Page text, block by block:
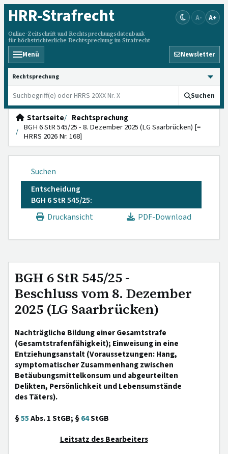
HRR-Strafrecht
Online-Zeitschrift und Rechtsprechungsdatenbank
für höchstrichterliche Rechtsprechung im Strafrecht
A- A+
Menü Newsletter
HRRS durchsuchen
Suchen
Startseite
Rechtsprechung
BGH 6 StR 545/25 - 8. Dezember 2025 (LG Saarbrücken) [=
HRRS 2026 Nr. 168]
Suchen
Entscheidung
BGH 6 StR 545/25:
Druckansicht
PDF-Download
BGH 6 StR 545/25 -
Beschluss vom 8. Dezember
2025 (LG Saarbrücken)
Nachträgliche Bildung einer Gesamtstrafe
(Gesamtstrafenfähigkeit); Einweisung in eine
Entziehungsanstalt (Voraussetzungen: Hang,
symptomatischer Zusammenhang zwischen
Betäubungsmittelkonsum und abgeurteilten
Delikten, Persönlichkeit und Lebensumstände
des Täters).
§55Abs. 1 StGB; §64StGB
Leitsatz des Bearbeiters